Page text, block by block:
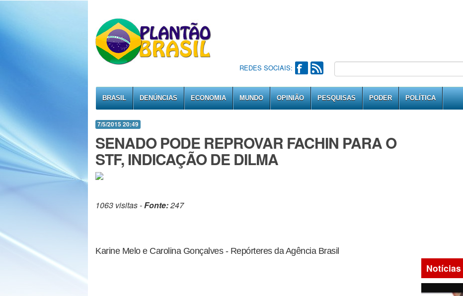
REDES SOCIAIS:
BRASIL DENÚNCIAS ECONOMIA MUNDO OPINIÃO PESQUISAS PODER POLÍTICA
7/5/2015 20:49
SENADO PODE REPROVAR FACHIN PARA O
STF, INDICAÇÃO DE DILMA
1063 visitas -Fonte:247
Karine Melo e Carolina Gonçalves - Repórteres da Agência Brasil